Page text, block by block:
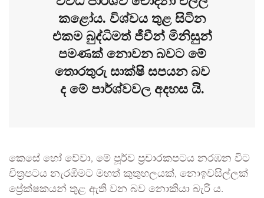
කළෝය. විශ්වය තුළ සිටින
එකම බුද්ධිමත් ජීවීන් මිනිසුන්
පමණක් නොවන බවට මේ
තොරතුරු සාක්ෂි සපයන බව
ද මේ පාර්ශ්වවල අදහස යි.
කෙසේ හෝ වේවා, මේ පූර්ව ප්‍රචාරකපටය නරඹන විට
චිත්‍රපටය නැරඹීමට මහත් කුතුහලයක්, නොඉවසිල්ලක්
ප්‍රේක්ෂකයන් තුළ ඇති වන බව නොකියා බැරි ය.